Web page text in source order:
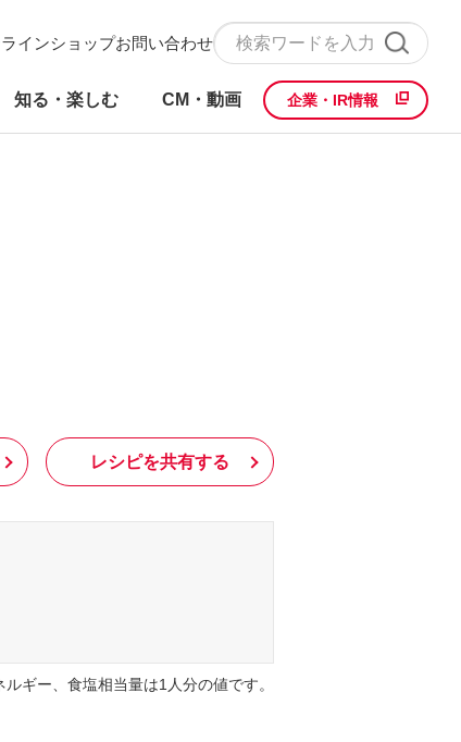
インショップお問い合わせ
知る・楽しむ CM・動画 企業・IR情報
レシピを共有する
ルギー、食塩相当量は1人分の値です。